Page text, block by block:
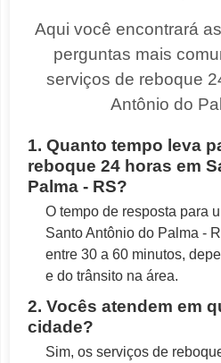
Aqui você encontrará
perguntas mais
serviços de reboque
Antônio do
1. Quanto tempo leva
reboque 24 horas em
Palma - RS?
O tempo de resposta para
Santo Antônio do Palma -
entre 30 a 60 minutos,
e do trânsito na área.
2. Vocês atendem em
cidade?
Sim, os serviços de